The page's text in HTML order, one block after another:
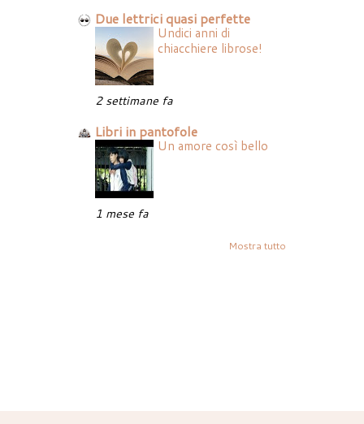
Due lettrici quasi perfette
Undici anni di
chiacchiere librose!
2 settimane fa
Libri in pantofole
Un amore così bello
1 mese fa
Mostra tutto